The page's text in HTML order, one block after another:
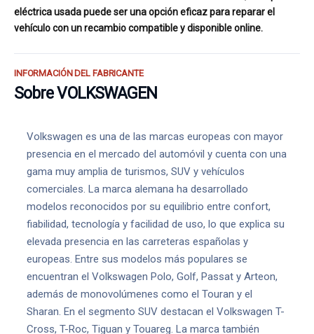
eléctrica usada puede ser una opción eficaz para reparar el
vehículo con un recambio compatible y disponible online.
INFORMACIÓN DEL FABRICANTE
Sobre VOLKSWAGEN
Volkswagen es una de las marcas europeas con mayor
presencia en el mercado del automóvil y cuenta con una
gama muy amplia de turismos, SUV y vehículos
comerciales. La marca alemana ha desarrollado
modelos reconocidos por su equilibrio entre confort,
fiabilidad, tecnología y facilidad de uso, lo que explica su
elevada presencia en las carreteras españolas y
europeas. Entre sus modelos más populares se
encuentran el Volkswagen Polo, Golf, Passat y Arteon,
además de monovolúmenes como el Touran y el
Sharan. En el segmento SUV destacan el Volkswagen T-
Cross, T-Roc, Tiguan y Touareg. La marca también